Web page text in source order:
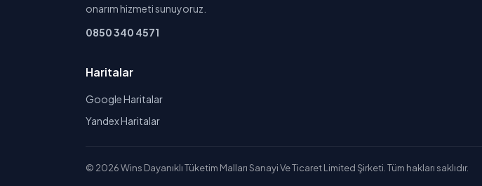
onarım hizmeti sunuyoruz.
0850 340 4571
Haritalar
Google Haritalar
Yandex Haritalar
© 2026 Wins Dayanıklı Tüketim Malları Sanayi Ve Ticaret Limited Şirketi. Tüm hakları saklıdır.